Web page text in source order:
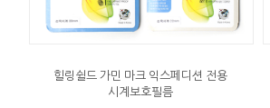
힐링쉴드 가민 마크 익스페디션 전용
시계보호필름